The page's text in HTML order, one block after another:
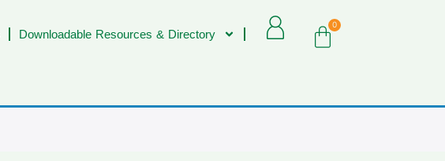
Downloadable Resources & Directory
0